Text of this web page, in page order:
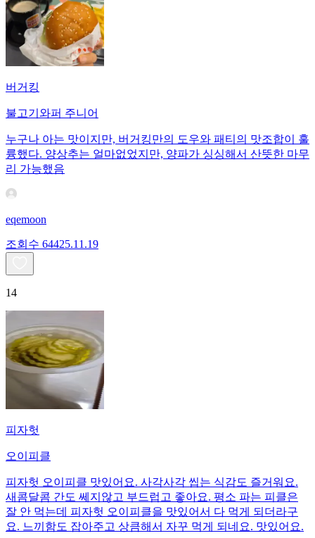
버거킹
불고기와퍼 주니어
누구나 아는 맛이지만, 버거킹만의 도우와 패티의 맛조합이 훌
륭했다. 양상추는 얼마없었지만, 양파가 싱싱해서 산뜻한 마무
리 가능했음
eqemoon
조회수 64425.11.19
14
피자헛
오이피클
피자헛 오이피클 맛있어요. 사각사각 씹는 식감도 즐거워요.
새콤달콤 간도 쎄지않고 부드럽고 좋아요. 평소 파는 피클은
잘 안 먹는데 피자헛 오이피클을 맛있어서 다 먹게 되더라구
요. 느끼함도 잡아주고 상큼해서 자꾸 먹게 되네요. 맛있어요.